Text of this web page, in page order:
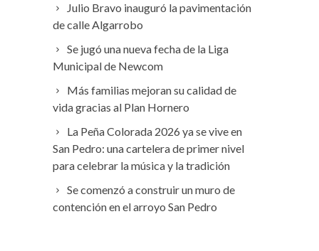
Julio Bravo inauguró la pavimentación
de calle Algarrobo
Se jugó una nueva fecha de la Liga
Municipal de Newcom
Más familias mejoran su calidad de
vida gracias al Plan Hornero
La Peña Colorada 2026 ya se vive en
San Pedro: una cartelera de primer nivel
para celebrar la música y la tradición
Se comenzó a construir un muro de
contención en el arroyo San Pedro